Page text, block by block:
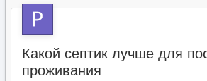
Какой септик лучше для
проживания